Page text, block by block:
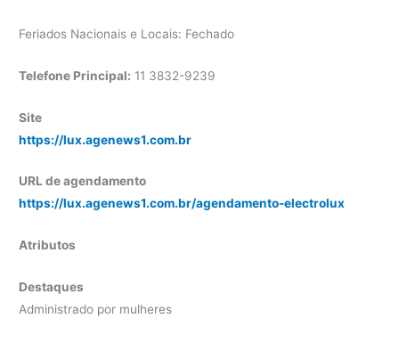
Feriados Nacionais e Locais: Fechado
Telefone Principal: 11 3832-9239
Site
https://lux.agenews1.com.br
URL de agendamento
https://lux.agenews1.com.br/agendamento-electrolux
Atributos
Destaques
Administrado por mulheres